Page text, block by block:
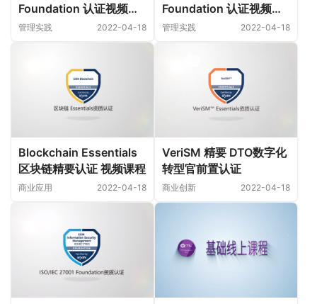
Foundation 认证视频课
程
管理实践 2022-04-18
Foundation 认证视频课
程
管理实践 2022-04-18
Blockchain Essentials
区块链精要认证 视频课程
商业应用 2022-04-18
VeriSM 精要 DTO数字化
转型官前置认证
商业创新 2022-04-18